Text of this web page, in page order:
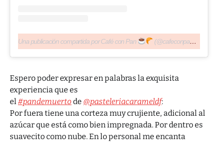
Una publicación compartida por Café con Pan (@cafeconpan.mx)
Espero poder expresar en palabras la exquisita
experiencia que es
el#pandemuertode @pasteleriacarameldf:
Por fuera tiene una corteza muy crujiente, adicional al
azúcar que está como bien impregnada. Por dentro es
suavecito como nube. En lo personal me encanta